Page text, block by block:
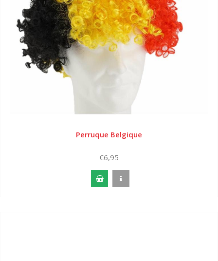
Perruque Belgique
€6,95